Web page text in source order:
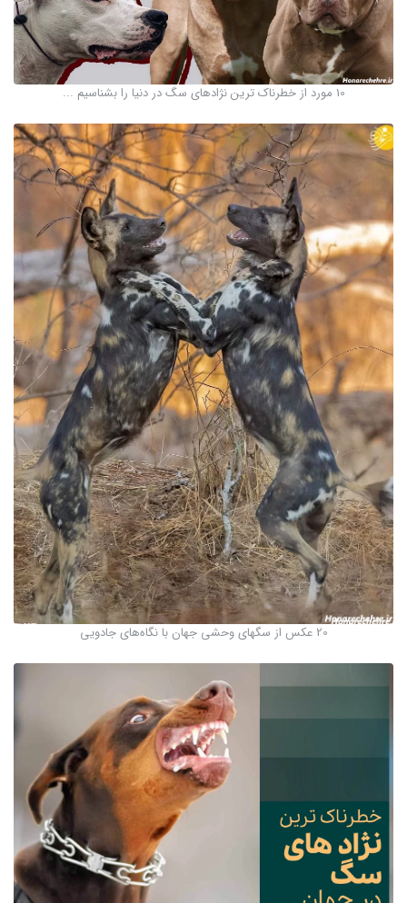
10 مورد از خطرناک ترین نژادهای سگ در دنیا را بشناسیم ...
20 عکس از سگهای وحشی جهان با نگاه‌های جادویی